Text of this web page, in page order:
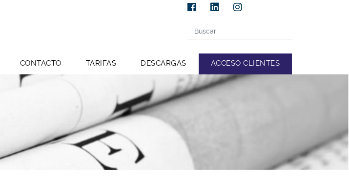
CONTACTO TARIFAS DESCARGAS ACCESO CLIENTES